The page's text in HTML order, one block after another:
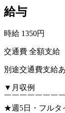
給与
時給 1350円
交通費 全額支給
別途交通費支給
▼月収例
￣￣￣￣￣￣￣
★週5日・フルタ